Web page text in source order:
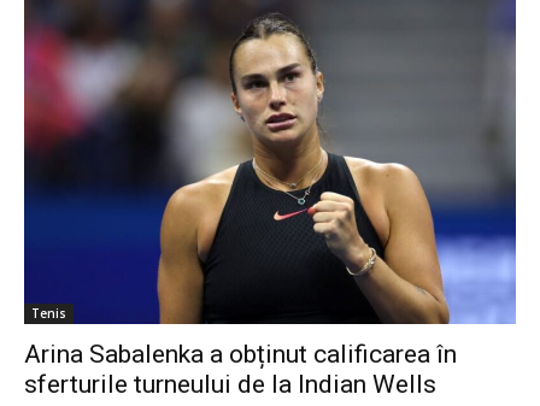
Tenis
Arina Sabalenka a obținut calificarea în
sferturile turneului de la Indian Wells